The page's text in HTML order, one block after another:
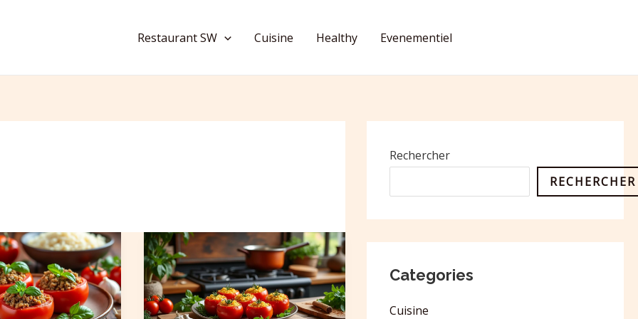
Restaurant SW Cuisine Healthy Evenementiel
Temps
de
cuisson
des
tomates
Rechercher
RECHERCHER
Categories
Cuisine